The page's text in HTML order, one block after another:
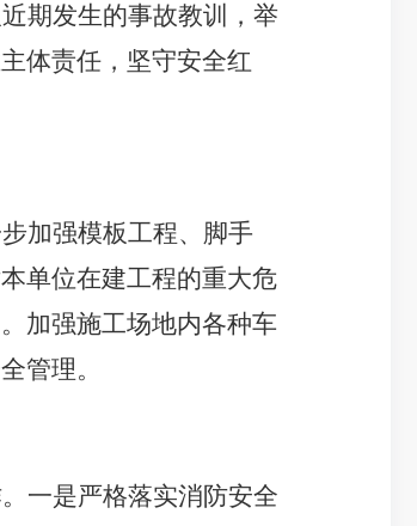
期发生的事故教训，举
体责任，坚守安全红
加强模板工程、脚手
单位在建工程的重大危
加强施工场地内各种车
管理。
一是严格落实消防安全